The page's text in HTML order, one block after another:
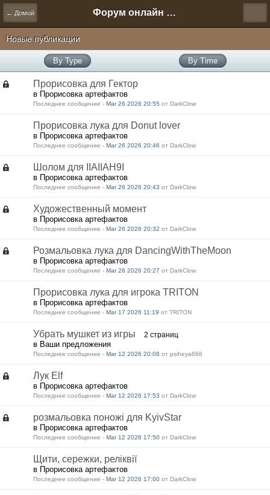
← Домой Форум онлайн игры "Новая Эра" (Нюра Биз)
Новые публикации
By Type By Time
Прорисовка для Гектор
в Прорисовка артефактов
Последнее сообщение - Mar 26 2026 20:55 от DarkClow
Прорисовка лука для Donut lover
в Прорисовка артефактов
Последнее сообщение - Mar 26 2026 20:46 от DarkClow
Шолом для IIAIIAH9I
в Прорисовка артефактов
Последнее сообщение - Mar 26 2026 20:43 от DarkClow
Художественный момент
в Прорисовка артефактов
Последнее сообщение - Mar 26 2026 20:32 от DarkClow
Розмальовка лука для DancingWithTheMoon
в Прорисовка артефактов
Последнее сообщение - Mar 26 2026 20:27 от DarkClow
Прорисовка лука для игрока TRITON
в Прорисовка артефактов
Последнее сообщение - Mar 17 2026 11:19 от TRITON
Убрать мушкет из игры 2 страниц
в Ваши предложения
Последнее сообщение - Mar 12 2026 20:08 от psiheya666
Лук Еlf
в Прорисовка артефактов
Последнее сообщение - Mar 12 2026 17:53 от DarkClow
розмальовка поножі для KyivStar
в Прорисовка артефактов
Последнее сообщение - Mar 12 2026 17:50 от DarkClow
Щити, сережки, реліквії
в Прорисовка артефактов
Последнее сообщение - Mar 12 2026 17:00 от DarkClow